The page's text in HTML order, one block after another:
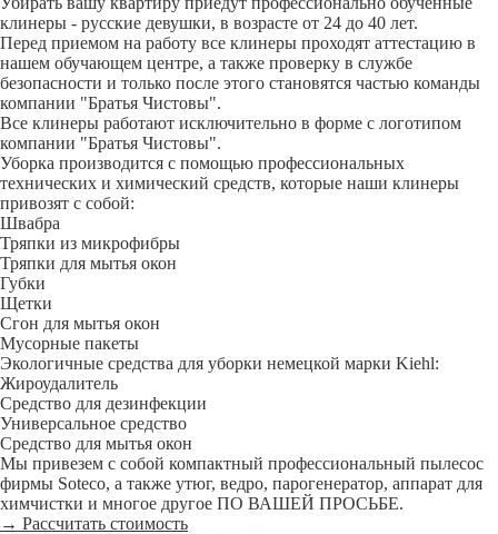
клинеры - русские девушки, в возрасте от 24 до 40 лет.
Перед приемом на работу все клинеры проходят аттестацию в
нашем обучающем центре, а также проверку в службе
безопасности и только после этого становятся частью команды
компании "Братья Чистовы".
Все клинеры работают исключительно в форме с логотипом
компании "Братья Чистовы".
Уборка производится с помощью профессиональных
технических и химический средств, которые наши клинеры
привозят с собой:
Швабра
Тряпки из микрофибры
Тряпки для мытья окон
Губки
Щетки
Сгон для мытья окон
Мусорные пакеты
Экологичные средства для уборки немецкой марки Kiehl:
Жироудалитель
Средство для дезинфекции
Универсальное средство
Средство для мытья окон
Мы привезем с собой компактный профессиональный пылесос
фирмы Soteco, а также утюг, ведро, парогенератор, аппарат для
химчистки и многое другое ПО ВАШЕЙ ПРОСЬБЕ.
→ Рассчитать стоимость